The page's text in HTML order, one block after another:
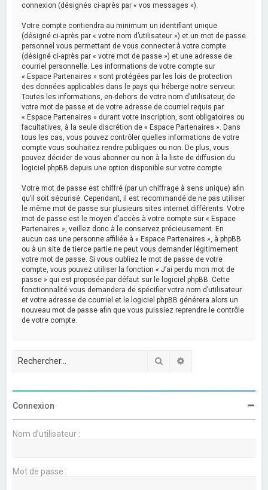
connexion (désignés ci-après par « vos messages »).
Votre compte contiendra au minimum un identifiant unique
(désigné ci-après par « votre nom d’utilisateur ») et un mot de passe
personnel vous permettant de vous connecter à votre compte
(désigné ci-après par « votre mot de passe ») et une adresse de
courriel personnelle. Les informations de votre compte sur
« Espace Partenaires » sont protégées par les lois de protection
des données applicables dans le pays qui héberge notre serveur.
Toutes les informations, en-dehors de votre nom d’utilisateur, de
votre mot de passe et de votre adresse de courriel requis par
« Espace Partenaires » durant votre inscription, sont obligatoires ou
facultatives, à la seule discrétion de « Espace Partenaires ». Dans
tous les cas, vous pouvez contrôler quelles informations de votre
compte vous souhaitez rendre publiques ou non. De plus, vous
pouvez décider de vous abonner ou non à la liste de diffusion du
logiciel phpBB depuis une option disponible sur votre compte.
Votre mot de passe est chiffré (par un chiffrage à sens unique) afin
qu’il soit sécurisé. Cependant, il est recommandé de ne pas utiliser
le même mot de passe sur plusieurs sites internet différents. Votre
mot de passe est le moyen d’accès à votre compte sur « Espace
Partenaires », veillez donc à le conservez précieusement. En
aucun cas une personne affiliée à « Espace Partenaires », à phpBB
ou à un site de tierce partie ne peut vous demander légitimement
votre mot de passe. Si vous oubliez le mot de passe de votre
compte, vous pouvez utiliser la fonction « J’ai perdu mon mot de
passe » qui est proposée par défaut sur le logiciel phpBB. Cette
fonctionnalité vous demandera de spécifier votre nom d’utilisateur
et votre adresse de courriel et le logiciel phpBB générera alors un
nouveau mot de passe afin que vous puissiez reprendre le contrôle
de votre compte.
Rechercher
Connexion
Nom d’utilisateur :
Mot de passe :